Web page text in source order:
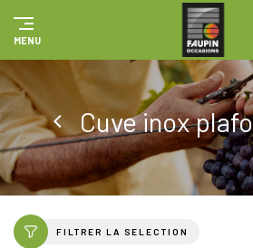
MENU
Cuve inox
FILTRER LA SELECTION
Panneau de gestion des cookies